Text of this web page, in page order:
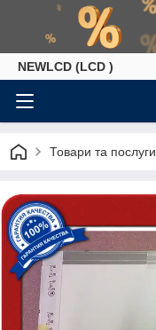
NEWLCD (LCD )
Товари та послуги